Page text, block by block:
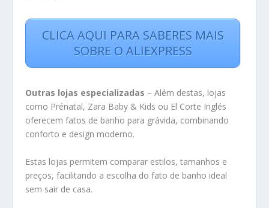
CLICA AQUI PARA SABERES MAIS
SOBRE O ALIEXPRESS
Outras lojas especializadas – Além destas, lojas
como Prénatal, Zara Baby & Kids ou El Corte Inglés
oferecem fatos de banho para grávida, combinando
conforto e design moderno.
Estas lojas permitem comparar estilos, tamanhos e
preços, facilitando a escolha do fato de banho ideal
sem sair de casa.